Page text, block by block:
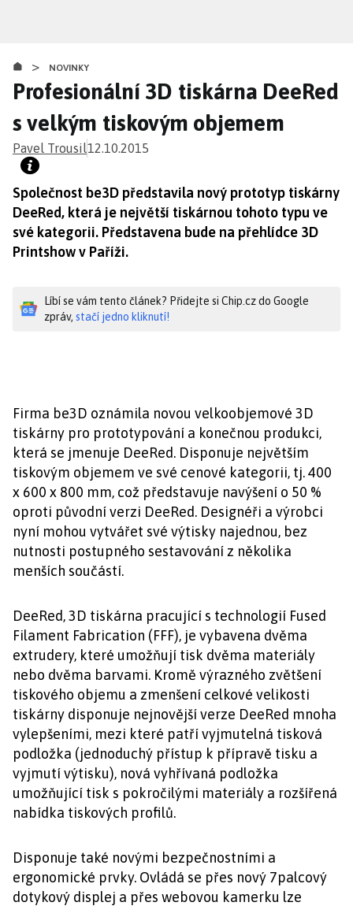
obsahu
> NOVINKY
Profesionální 3D tiskárna DeeRed
s velkým tiskovým objemem
Pavel Trousil12.10.2015
Společnost be3D představila nový prototyp tiskárny
DeeRed, která je největší tiskárnou tohoto typu ve
své kategorii. Představena bude na přehlídce 3D
Printshow v Paříži.
Líbí se vám tento článek? Přidejte si Chip.cz do Google
zpráv, stačí jedno kliknutí!
Firma be3D oznámila novou velkoobjemové 3D
tiskárny pro prototypování a konečnou produkci,
která se jmenuje DeeRed. Disponuje největším
tiskovým objemem ve své cenové kategorii, tj. 400
x 600 x 800 mm, což představuje navýšení o 50 %
oproti původní verzi DeeRed. Designéři a výrobci
nyní mohou vytvářet své výtisky najednou, bez
nutnosti postupného sestavování z několika
menších součástí.
DeeRed, 3D tiskárna pracující s technologií Fused
Filament Fabrication (FFF), je vybavena dvěma
extrudery, které umožňují tisk dvěma materiály
nebo dvěma barvami. Kromě výrazného zvětšení
tiskového objemu a zmenšení celkové velikosti
tiskárny disponuje nejnovější verze DeeRed mnoha
vylepšeními, mezi které patří vyjmutelná tisková
podložka (jednoduchý přístup k přípravě tisku a
vyjmutí výtisku), nová vyhřívaná podložka
umožňující tisk s pokročilými materiály a rozšířená
nabídka tiskových profilů.
Disponuje také novými bezpečnostními a
ergonomické prvky. Ovládá se přes nový 7palcový
dotykový displej a přes webovou kamerku lze